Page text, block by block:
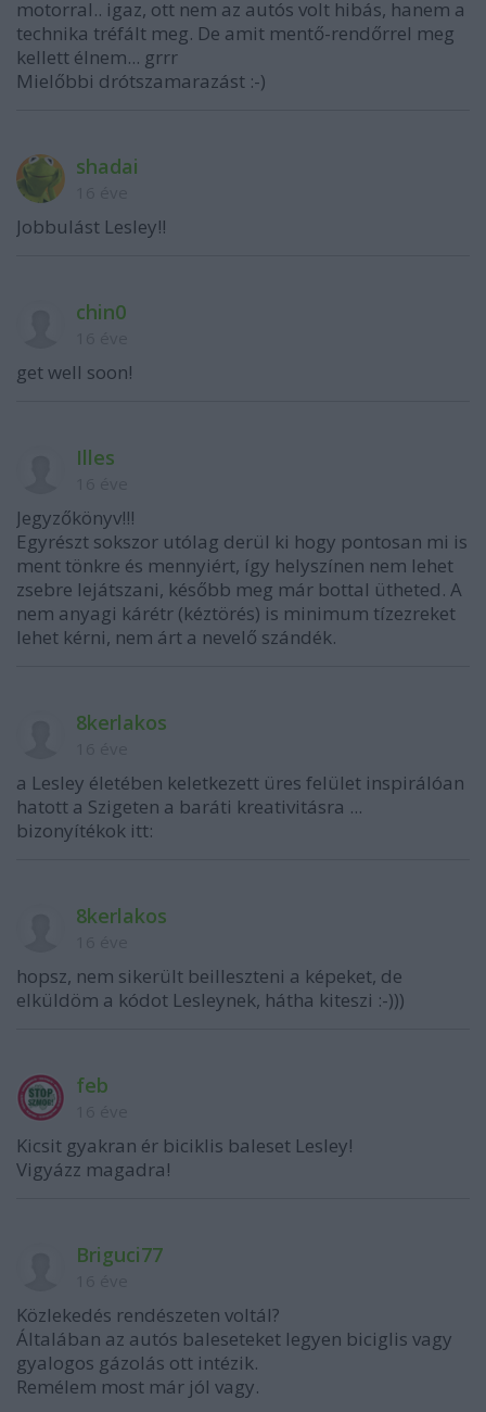
motorral.. igaz, ott nem az autós volt hibás, hanem a
technika tréfált meg. De amit mentő-rendőrrel meg
kellett élnem... grrr
Mielőbbi drótszamarazást :-)
shadai
Jobbulást Lesley!!
chin0
get well soon!
Illes
Jegyzőkönyv!!!
Egyrészt sokszor utólag derül ki hogy pontosan mi is
ment tönkre és mennyiért, így helyszínen nem lehet
zsebre lejátszani, később meg már bottal ütheted. A
nem anyagi kárétr (kéztörés) is minimum tízezreket
lehet kérni, nem árt a nevelő szándék.
8kerlakos
a Lesley életében keletkezett üres felület inspirálóan
hatott a Szigeten a baráti kreativitásra ...
bizonyítékok itt:
8kerlakos
hopsz, nem sikerült beilleszteni a képeket, de
elküldöm a kódot Lesleynek, hátha kiteszi :-)))
feb
Kicsit gyakran ér biciklis baleset Lesley!
Vigyázz magadra!
Briguci77
Közlekedés rendészeten voltál?
Általában az autós baleseteket legyen biciglis vagy
gyalogos gázolás ott intézik.
Remélem most már jól vagy.